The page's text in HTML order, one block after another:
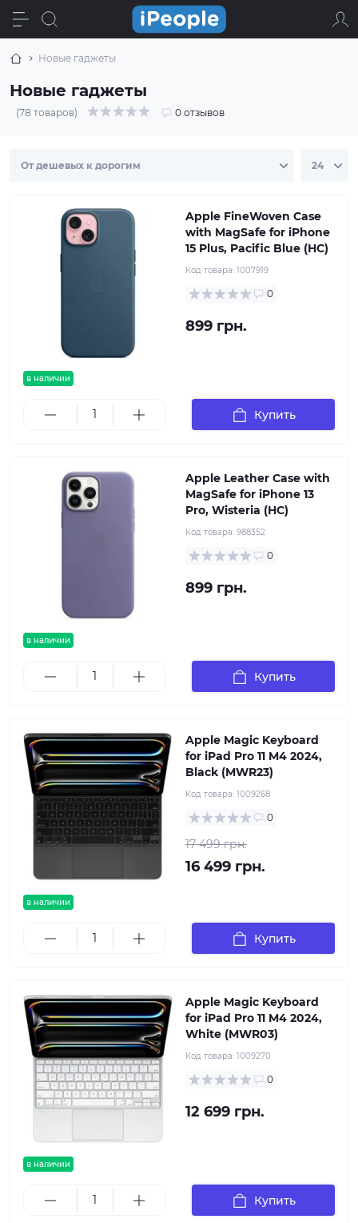
Новые гаджеты
Новые гаджеты
(78 товаров) 0 отзывов
в наличии
Apple FineWoven Case
with MagSafe for iPhone
15 Plus, Pacific Blue (HC)
Код товара: 1007919
0
899 грн.
Купить
в наличии
Apple Leather Case with
MagSafe for iPhone 13
Pro, Wisteria (HC)
Код товара: 988352
0
899 грн.
Купить
в наличии
Apple Magic Keyboard
for iPad Pro 11 M4 2024,
Black (MWR23)
Код товара: 1009268
0
17 499 грн.
16 499 грн.
Купить
в наличии
Apple Magic Keyboard
for iPad Pro 11 M4 2024,
White (MWR03)
Код товара: 1009270
0
12 699 грн.
Купить